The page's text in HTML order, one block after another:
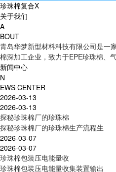
珍珠棉复合X
关于我们
A
BOUT
青岛华梦新型材料科技有限公司是一
棉深加工企业，致力于EPE珍珠棉、
新闻中心
N
EWS CENTER
2026-03-13
2026-03-13
探秘珍珠棉厂的珍珠棉
探秘珍珠棉厂的珍珠棉生产流程生
2026-03-07
2026-03-07
珍珠棉包装压电能量收
珍珠棉包装压电能量收集装置输出